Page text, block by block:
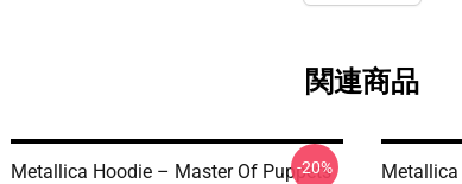
関連商品
Metallica Hoodie – Master Of Puppets
-20%